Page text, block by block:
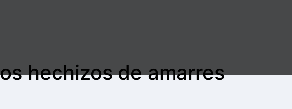
hechizos de amarres